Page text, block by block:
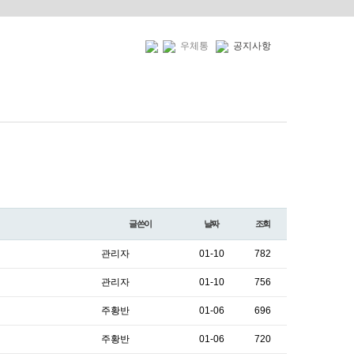
우체통 공지사항
글쓴이 날짜 조회
관리자 01-10 782
관리자 01-10 756
주황반 01-06 696
주황반 01-06 720